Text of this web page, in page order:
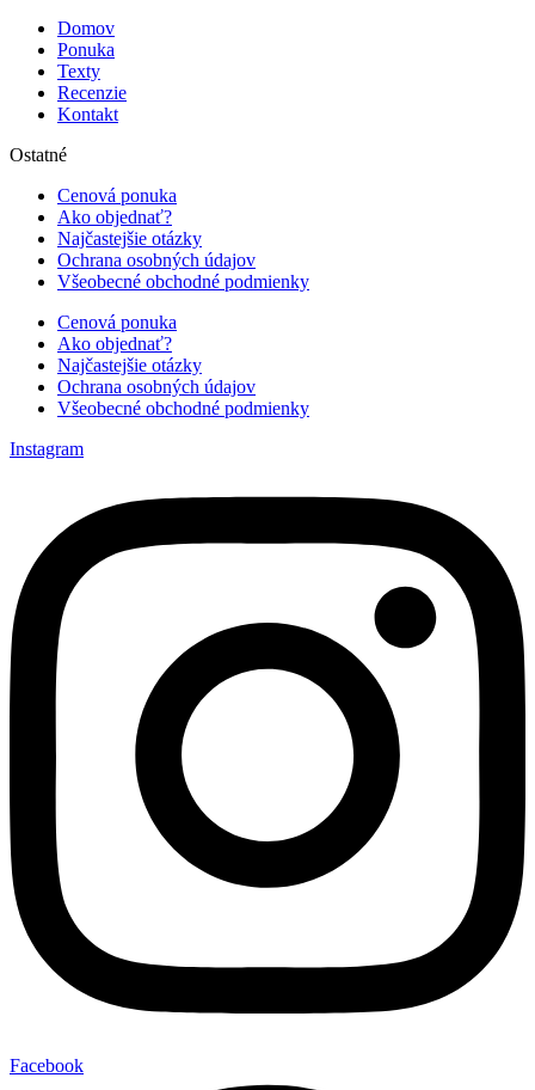
Domov
Ponuka
Texty
Recenzie
Kontakt
Ostatné
Cenová ponuka
Ako objednať?
Najčastejšie otázky
Ochrana osobných údajov
Všeobecné obchodné podmienky
Cenová ponuka
Ako objednať?
Najčastejšie otázky
Ochrana osobných údajov
Všeobecné obchodné podmienky
Instagram
Facebook